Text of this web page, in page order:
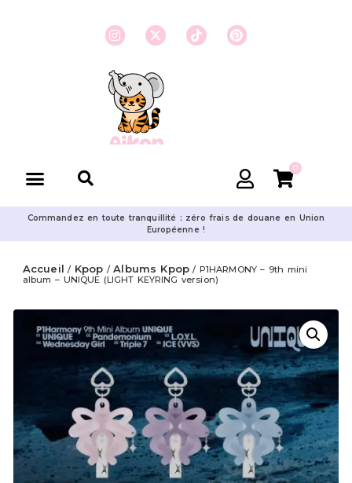
0
Commandez en toute tranquillité : zéro frais de douane en Union
Européenne !
Accueil / Kpop /Albums Kpop/ P1HARMONY – 9th mini
album – UNIQUE (LIGHT KEYRING version)